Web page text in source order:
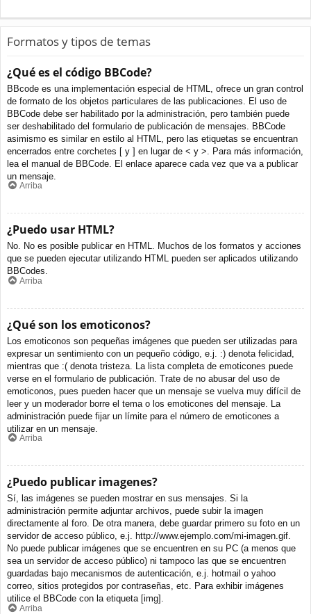
Formatos y tipos de temas
¿Qué es el código BBCode?
BBcode es una implementación especial de HTML, ofrece un gran control
de formato de los objetos particulares de las publicaciones. El uso de
BBCode debe ser habilitado por la administración, pero también puede
ser deshabilitado del formulario de publicación de mensajes. BBCode
asimismo es similar en estilo al HTML, pero las etiquetas se encuentran
encerrados entre corchetes [ y ] en lugar de < y >. Para más información,
lea el manual de BBCode. El enlace aparece cada vez que va a publicar
un mensaje.
Arriba
¿Puedo usar HTML?
No. No es posible publicar en HTML. Muchos de los formatos y acciones
que se pueden ejecutar utilizando HTML pueden ser aplicados utilizando
BBCodes.
Arriba
¿Qué son los emoticonos?
Los emoticonos son pequeñas imágenes que pueden ser utilizadas para
expresar un sentimiento con un pequeño código, e.j. :) denota felicidad,
mientras que :( denota tristeza. La lista completa de emoticones puede
verse en el formulario de publicación. Trate de no abusar del uso de
emoticonos, pues pueden hacer que un mensaje se vuelva muy difícil de
leer y un moderador borre el tema o los emoticones del mensaje. La
administración puede fijar un límite para el número de emoticones a
utilizar en un mensaje.
Arriba
¿Puedo publicar imagenes?
Sí, las imágenes se pueden mostrar en sus mensajes. Si la
administración permite adjuntar archivos, puede subir la imagen
directamente al foro. De otra manera, debe guardar primero su foto en un
servidor de acceso público, e.j. http://www.ejemplo.com/mi-imagen.gif.
No puede publicar imágenes que se encuentren en su PC (a menos que
sea un servidor de acceso público) ni tampoco las que se encuentren
guardadas bajo mecanismos de autenticación, e.j. hotmail o yahoo
correo, sitios protegidos por contraseñas, etc. Para exhibir imágenes
utilice el BBCode con la etiqueta [img].
Arriba